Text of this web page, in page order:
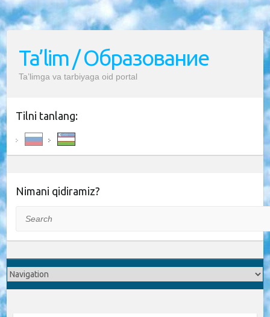
Ta’lim / Образование
Ta’limga va tarbiyaga oid portal
Tilni tanlang:
Nimani qidiramiz?